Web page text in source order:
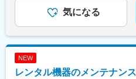
気になる
NEW
レンタル機器のメンテナン